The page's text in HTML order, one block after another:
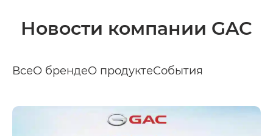
Новости компании GAC
ВсеО брендеО продуктеСобытия